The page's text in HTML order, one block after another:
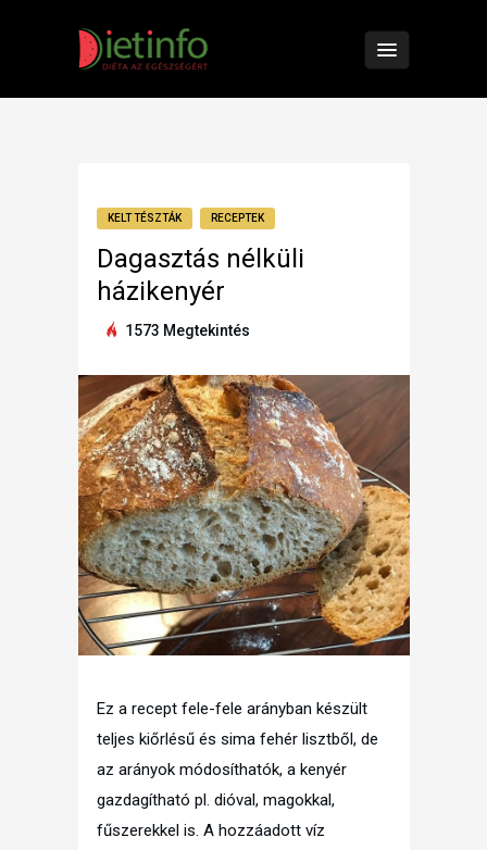
KELT TÉSZTÁK RECEPTEK
Dagasztás nélküli
házikenyér
1573 Megtekintés
Ez a recept fele-fele arányban készült
teljes kiőrlésű és sima fehér lisztből, de
az arányok módosíthatók, a kenyér
gazdagítható pl. dióval, magokkal,
fűszerekkel is. A hozzáadott víz